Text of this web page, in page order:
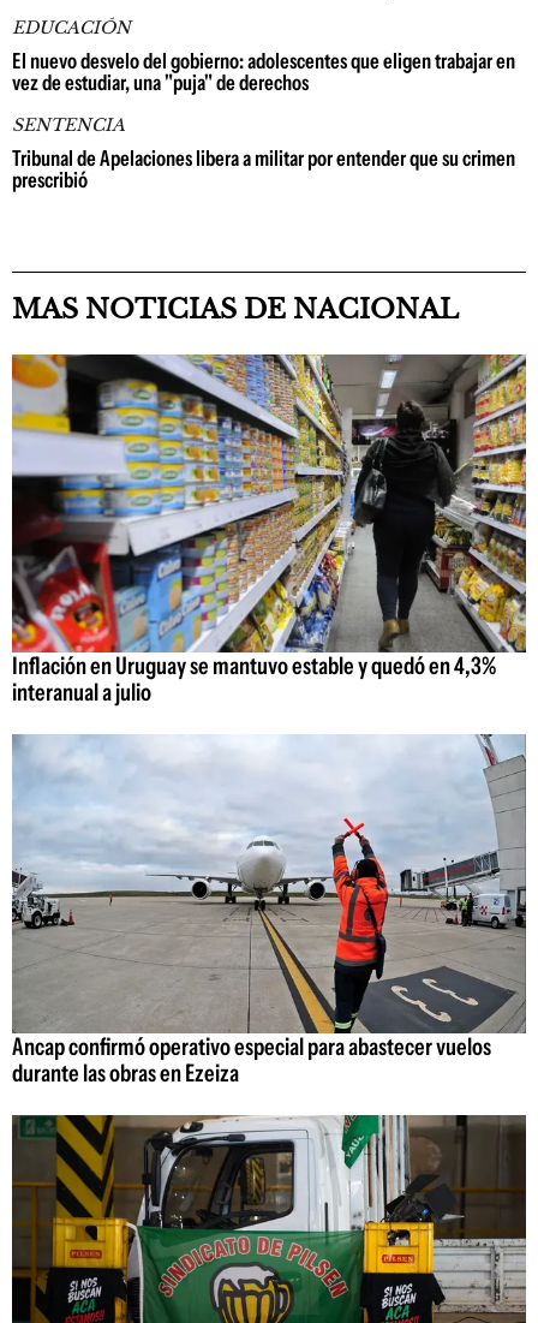
EDUCACIÓN
El nuevo desvelo del gobierno: adolescentes que eligen trabajar en
vez de estudiar, una "puja" de derechos
SENTENCIA
Tribunal de Apelaciones libera a militar por entender que su crimen
prescribió
MAS NOTICIAS DE NACIONAL
Inflación en Uruguay se mantuvo estable y quedó en 4,3%
interanual a julio
Ancap confirmó operativo especial para abastecer vuelos
durante las obras en Ezeiza